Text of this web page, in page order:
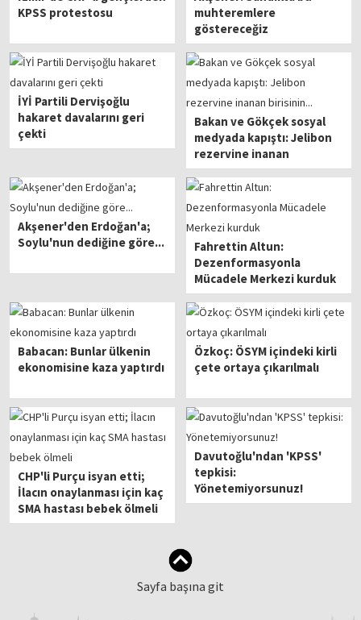
KPSS protestosu
muhteremlere
göstereceğiz
İYİ Partili Dervişoğlu
hakaret davalarını geri
çekti
Bakan ve Gökçek sosyal
medyada kapıştı: Jelibon
rezervine inanan
birisinin...
Akşener'den Erdoğan'a;
Soylu'nun dediğine göre...
Fahrettin Altun:
Dezenformasyonla
Mücadele Merkezi kurduk
Babacan: Bunlar ülkenin
ekonomisine kaza yaptırdı
Özkoç: ÖSYM içindeki kirli
çete ortaya çıkarılmalı
CHP'li Purçu isyan etti;
İlacın onaylanması için kaç
SMA hastası bebek ölmeli
Davutoğlu'ndan 'KPSS'
tepkisi:
Yönetemiyorsunuz!
Sayfa başına git